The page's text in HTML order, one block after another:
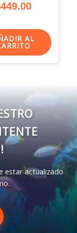
449.00
AL
estar actualizado